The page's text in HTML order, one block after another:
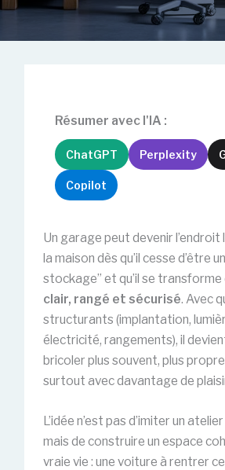
Résumer avec l'IA :
ChatGPT Perplexity
Copilot
Un garage peut devenir l’endroit
la maison dès qu’il cesse d’être
stockage” et qu’il se transforme
clair, rangé et sécurisé. Avec
structurants (implantation,
électricité, rangements), il
bricoler plus souvent, plus
surtout avec davantage de
L’idée n’est pas d’imiter un
mais de construire un espace
vraie vie : une voiture à rentrer